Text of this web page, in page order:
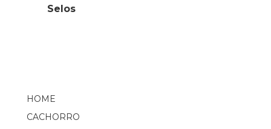
HOME
CACHORRO
Selos